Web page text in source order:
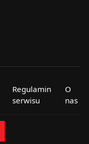
Regulamin
serwisu
O
nas